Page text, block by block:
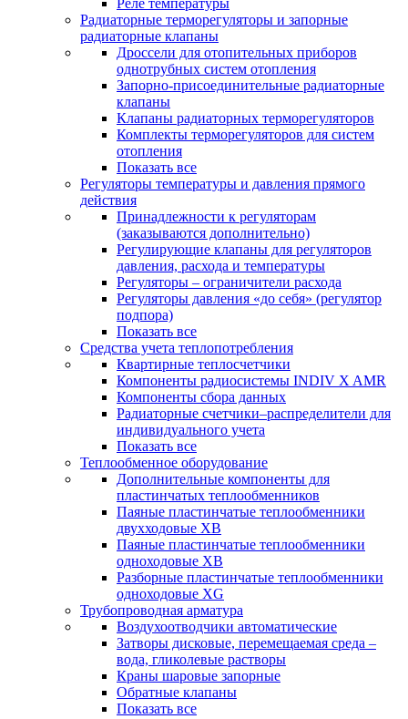
Реле температуры
Радиаторные терморегуляторы и запорные
радиаторные клапаны
Дроссели для отопительных приборов
однотрубных систем отопления
Запорно-присоединительные радиаторные
клапаны
Клапаны радиаторных терморегуляторов
Комплекты терморегуляторов для систем
отопления
Показать все
Регуляторы температуры и давления прямого
действия
Принадлежности к регуляторам
(заказываются дополнительно)
Регулирующие клапаны для регуляторов
давления, расхода и температуры
Регуляторы – ограничители расхода
Регуляторы давления «до себя» (регулятор
подпора)
Показать все
Средства учета теплопотребления
Квартирные теплосчетчики
Компоненты радиосистемы INDIV X AMR
Компоненты сбора данных
Радиаторные счетчики–распределители для
индивидуального учета
Показать все
Теплообменное оборудование
Дополнительные компоненты для
пластинчатых теплообменников
Паяные пластинчатые теплообменники
двухходовые XB
Паяные пластинчатые теплообменники
одноходовые ХВ
Разборные пластинчатые теплообменники
одноходовые ХG
Трубопроводная арматура
Воздухоотводчики автоматические
Затворы дисковые, перемещаемая среда –
вода, гликолевые растворы
Краны шаровые запорные
Обратные клапаны
Показать все